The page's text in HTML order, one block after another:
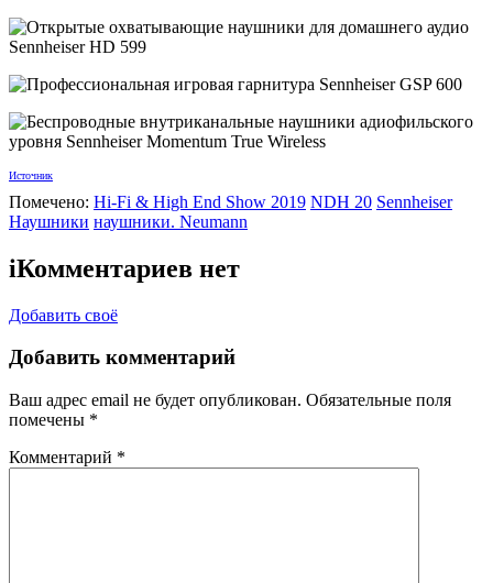
Источник
Помечено: Hi-Fi & High End Show 2019 NDH 20 Sennheiser
Наушники наушники. Neumann
iКомментариев нет
Добавить своё
Добавить комментарий
Ваш адрес email не будет опубликован. Обязательные поля
помечены *
Комментарий *